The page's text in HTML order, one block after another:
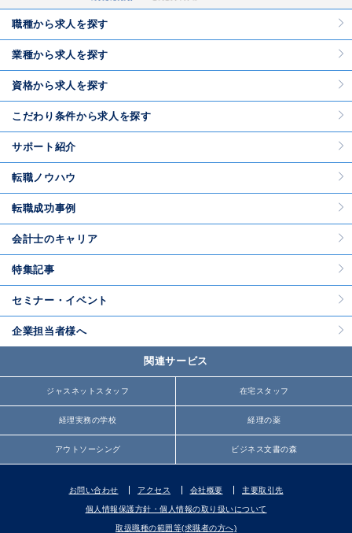
職種から求人を探す
業種から求人を探す
資格から求人を探す
こだわり条件から求人を探す
サポート紹介
転職ノウハウ
転職成功事例
会計士のキャリア
特集記事
セミナー・イベント
企業担当者様へ
関連サービス
ジャスネットスタッフ 在宅スタッフ
経理実務の学校 経理の薬
アウトソーシング ビジネス文書の森
お問い合わせ アクセス 会社概要 主要取引先
個人情報保護方針・個人情報の取り扱いについて
取扱職種の範囲等(求職者の方へ)